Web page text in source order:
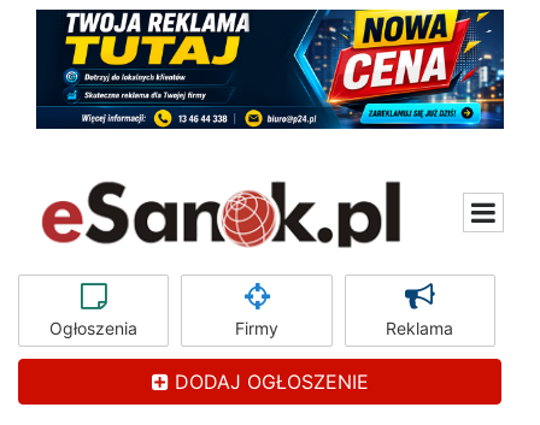
Ogłoszenia Firmy Reklama
DODAJ OGŁOSZENIE